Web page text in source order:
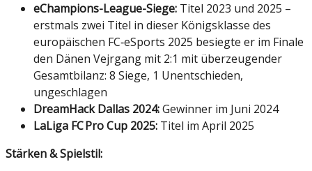
eChampions-League-Siege: Titel 2023 und 2025 –
erstmals zwei Titel in dieser Königsklasse des
europäischen FC‑eSports 2025 besiegte er im Finale
den Dänen Vejrgang mit 2:1 mit überzeugender
Gesamtbilanz: 8 Siege, 1 Unentschieden,
ungeschlagen
DreamHack Dallas 2024:Gewinner im Juni 2024
LaLiga FC Pro Cup 2025: Titel im April 2025
Stärken & Spielstil: